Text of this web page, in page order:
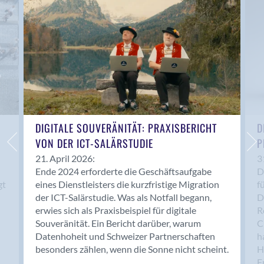
Anwil
Appenzell
Au SG
Baar
Baden
Balsthal
Balzers
Basel
Bassersdorf
Belp
Bendern
Benken (SG)
Bergdietikon
Berlin
Bern
Bern - Liebefeld
DIGITALE SOUVERÄNITÄT: PRAXISBERICHT
VON DER ICT-SALÄRSTUDIE
21. April 2026:
Ende 2024 erforderte die Geschäftsaufgabe
eines Dienstleisters die kurzfristige Migration
der ICT-Salärstudie. Was als Notfall begann,
erwies sich als Praxisbeispiel für digitale
Souveränität. Ein Bericht darüber, warum
Datenhoheit und Schweizer Partnerschaften
besonders zählen, wenn die Sonne nicht scheint.